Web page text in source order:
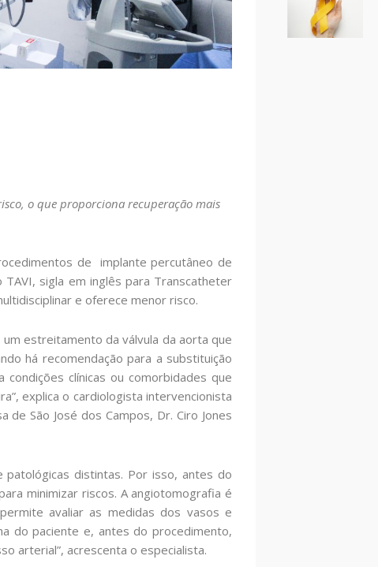
o que proporciona recuperação mais
de implante percutâneo de
sigla em inglês para Transcatheter
e oferece menor risco.
estreitamento da válvula da aorta que
há recomendação para a substituição
clínicas ou comorbidades que
explica o cardiologista intervencionista
São José dos Campos, Dr. Ciro Jones
patológicas distintas. Por isso, antes do
minimizar riscos. A angiotomografia é
avaliar as medidas dos vasos e
do paciente e, antes do procedimento,
arterial”, acrescenta o especialista.